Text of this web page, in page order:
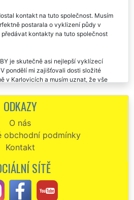
kontakt na tuto společnost. Musím
postarala o vyklizení půdy v
kontakty na tuto společnost
je skutečně asi nejlepší vyklízecí
pondělí mi zajišťovali dosti složité
v Karlovicích a musím uznat, že vše
společnost.
postarali minulý týden. Vaší společnost
perfektní a profesionální služby.
půdu uvnitř naší vily v Karlovicích.
naprosto skvěle. Zajistili rukáv,
vše zlikvidovali přesně podle mých
kompletní úklid celé půdy. Tento servis
ODKAZY
O nás
obchodní podmínky
Kontakt
SÍTĚ